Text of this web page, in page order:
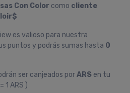
Con Color como cliente
es valioso para nuestra
puntos y podrás sumas hasta 0
ser canjeados porARS en tu
1 ARS )